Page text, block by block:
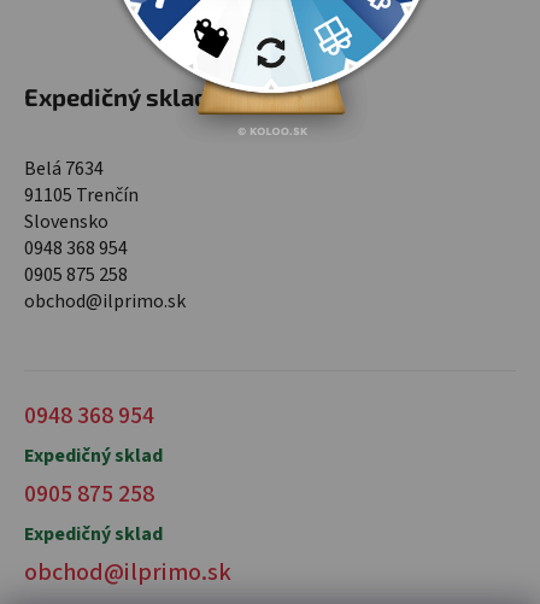
Expedičný sklad
Belá 7634
91105 Trenčín
Slovensko
0948 368 954
0905 875 258
obchod@ilprimo.sk
0948 368 954
Expedičný sklad
0905 875 258
Expedičný sklad
obchod@ilprimo.sk